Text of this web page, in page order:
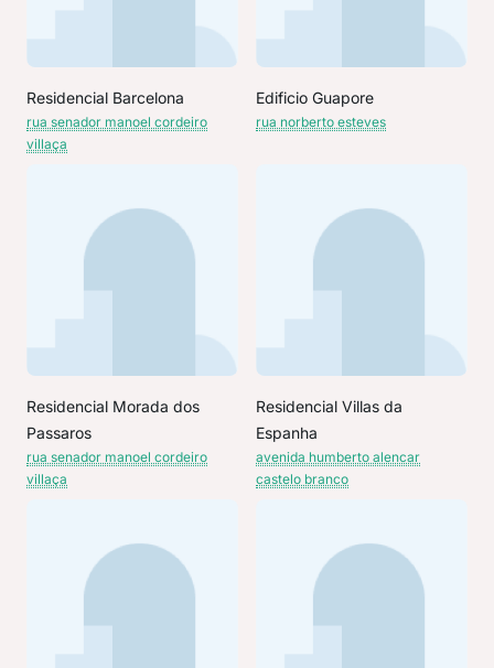
Residencial Barcelona
rua senador manoel cordeiro
villaça
Edificio Guapore
rua norberto esteves
Residencial Morada dos
Passaros
rua senador manoel cordeiro
villaça
Residencial Villas da
Espanha
avenida humberto alencar
castelo branco